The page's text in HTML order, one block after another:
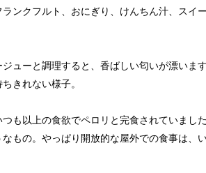
ンクフルト、おにぎり、けんちん汁、スイー
ューと調理すると、香ばしい匂いが漂います
きれない様子。
も以上の食欲でペロリと完食されていました
もの。やっぱり開放的な屋外での食事は、